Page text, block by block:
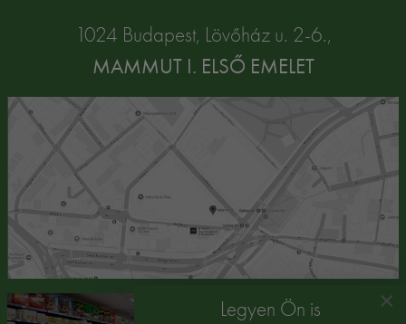
1024 Budapest, Lövőház u. 2-6.,
MAMMUT I. ELSŐ EMELET
×
Legyen Ön is